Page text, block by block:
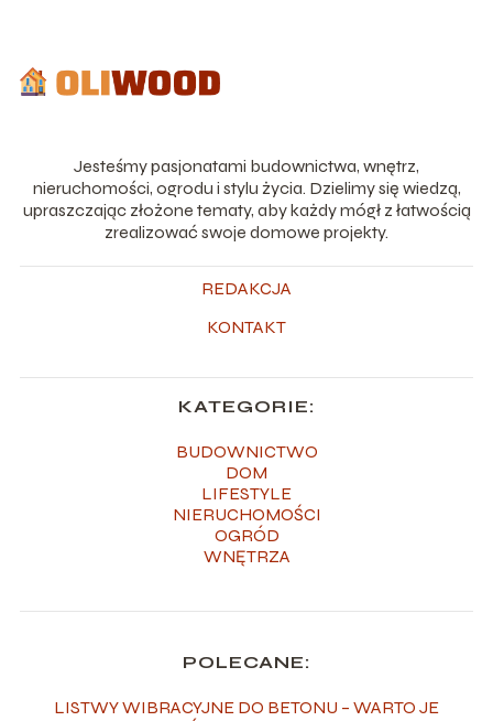
Jesteśmy pasjonatami budownictwa, wnętrz,
nieruchomości, ogrodu i stylu życia. Dzielimy się wiedzą,
upraszczając złożone tematy, aby każdy mógł z łatwością
zrealizować swoje domowe projekty.
REDAKCJA
KONTAKT
KATEGORIE:
BUDOWNICTWO
DOM
LIFESTYLE
NIERUCHOMOŚCI
OGRÓD
WNĘTRZA
POLECANE:
LISTWY WIBRACYJNE DO BETONU – WARTO JE